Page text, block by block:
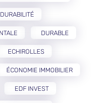
DURABILITÉ
DURABLE
ECHIROLLES
ÉCONOMIE IMMOBILIER
EDF INVEST